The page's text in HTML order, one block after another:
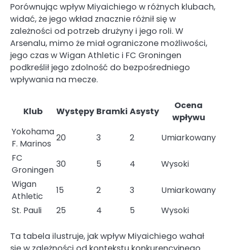
Porównując wpływ Miyaichiego w różnych klubach,
widać, że jego wkład znacznie różnił się w
zależności od potrzeb drużyny i jego roli. W
Arsenalu, mimo że miał ograniczone możliwości,
jego czas w Wigan Athletic i FC Groningen
podkreślił jego zdolność do bezpośredniego
wpływania na mecze.
Klub Występy Bramki Asysty
Ocena
wpływu
Yokohama
F. Marinos
20 3 2
Umiarkowany
FC
Groningen
30 5 4
Wysoki
Wigan
Athletic
15 2 3
Umiarkowany
St. Pauli
25 4 5 Wysoki
Ta tabela ilustruje, jak wpływ Miyaichiego wahał